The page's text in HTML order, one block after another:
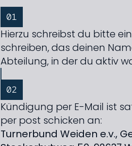
01
Hierzu schreibst du bitte
schreiben, das deinen
Abteilung, in der du aktiv
02
Kündigung per E-Mail ist
per post schicken an:
Turnerbund Weiden e.v.,